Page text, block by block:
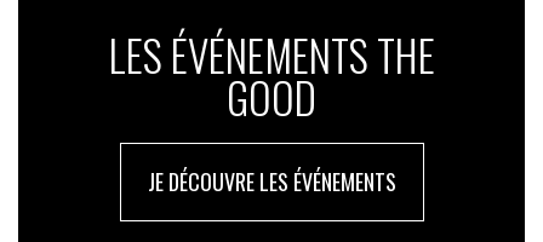
LES ÉVÉNEMENTS THE
GOOD
JE DÉCOUVRE LES ÉVÉNEMENTS